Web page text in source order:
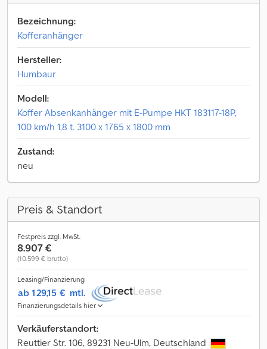
Bezeichnung:
Kofferanhänger
Hersteller:
Humbaur
Modell:
Koffer Absenkanhänger mit E-Pumpe HKT 183117-18P,
100 km/h 1,8 t. 3100 x 1765 x 1800 mm
Zustand:
neu
Preis & Standort
Festpreis zzgl. MwSt.
8.907 €
(10.599 € brutto)
Leasing/Finanzierung
ab 129,15 € mtl.
Finanzierungsdetails hier
Verkäuferstandort:
Reuttier Str. 106, 89231 Neu-Ulm, Deutschland